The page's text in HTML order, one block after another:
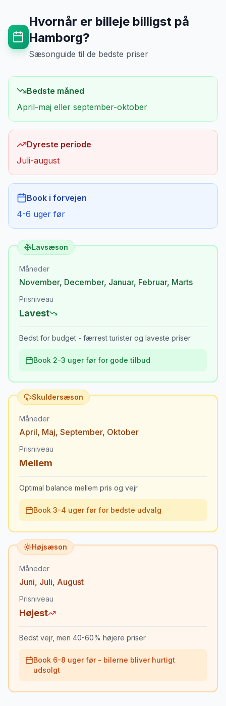
Hvornår er billeje billigst på
Hamborg?
Sæsonguide til de bedste priser
Bedste måned
April-maj eller september-oktober
Dyreste periode
Juli-august
Book i forvejen
4-6 uger før
Lavsæson
Måneder
November, December, Januar, Februar, Marts
Prisniveau
Lavest
Bedst for budget - færrest turister og laveste priser
Book 2-3 uger før for gode tilbud
Skuldersæson
Måneder
April, Maj, September, Oktober
Prisniveau
Mellem
Optimal balance mellem pris og vejr
Book 3-4 uger før for bedste udvalg
Højsæson
Måneder
Juni, Juli, August
Prisniveau
Højest
Bedst vejr, men 40-60% højere priser
Book 6-8 uger før - bilerne bliver hurtigt
udsolgt